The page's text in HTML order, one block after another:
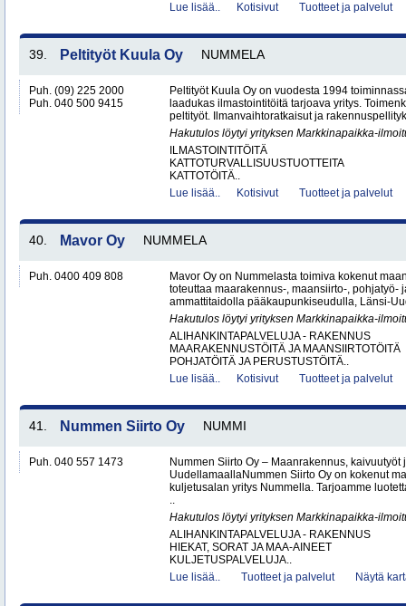
Lue lisää..
Kotisivut Tuotteet ja palvelut
39. Peltityöt Kuula Oy NUMMELA
Puh. (09) 225 2000
Puh. 040 500 9415
Peltityöt Kuula Oy on vuodesta 1994
laadukas ilmastointitöitä tarjoava yritys.
peltityöt. Ilmanvaihtoratkaisut ja
Hakutulos löytyi yrityksen Markkinapaikka-
ILMASTOINTITÖITÄ
KATTOTURVALLISUUSTUOTTEITA
KATTOTÖITÄ..
Lue lisää..
Kotisivut Tuotteet ja palvelut
40. Mavor Oy NUMMELA
Puh. 0400 409 808
Mavor Oy on Nummelasta toimiva kokenut
toteuttaa maarakennus-, maansiirto-, pohjatyö-
ammattitaidolla pääkaupunkiseudulla, Länsi-
Hakutulos löytyi yrityksen Markkinapaikka-
ALIHANKINTAPALVELUJA - RAKENNUS
MAARAKENNUSTÖITÄ JA MAANSIIRTOTÖITÄ
POHJATÖITÄ JA PERUSTUSTÖITÄ..
Lue lisää..
Kotisivut Tuotteet ja palvelut
41. Nummen Siirto Oy NUMMI
Puh. 040 557 1473
Nummen Siirto Oy – Maanrakennus,
UudellamaallaNummen Siirto Oy on kokenut
kuljetusalan yritys Nummella. Tarjoamme
..
Hakutulos löytyi yrityksen Markkinapaikka-
ALIHANKINTAPALVELUJA - RAKENNUS
HIEKAT, SORAT JA MAA-AINEET
KULJETUSPALVELUJA..
Lue lisää..
Tuotteet ja palvelut Näytä